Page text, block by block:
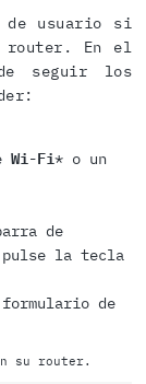
de usuario si
router. En el
de seguir los
Wi-Fi* o un
de
la tecla
de
su router.